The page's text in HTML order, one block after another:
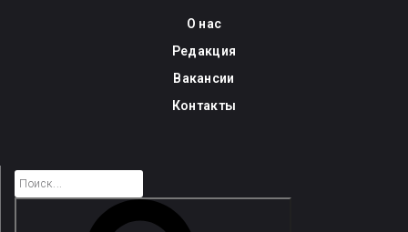
О нас
Редакция
Вакансии
Контакты